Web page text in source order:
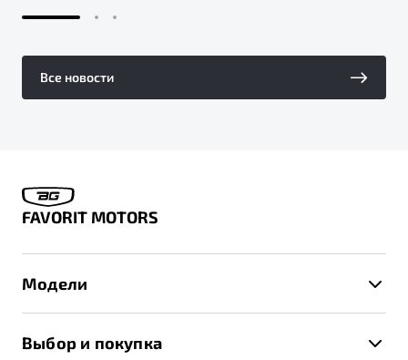
Все новости
FAVORIT MOTORS
Модели
Выбор и покупка